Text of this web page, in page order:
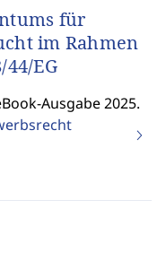
für
im Rahmen
EG
Ausgabe 2025.